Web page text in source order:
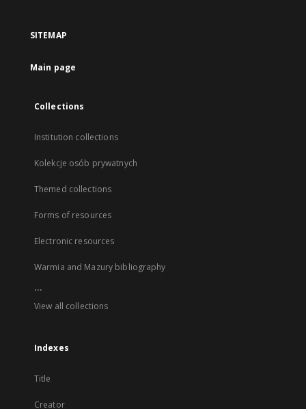
SITEMAP
Main page
Collections
Institution collections
Kolekcje osób prywatnych
Themed collections
Forms of resources
Electronic resources
Warmia and Mazury bibliography
...
View all collections
Indexes
Title
Creator